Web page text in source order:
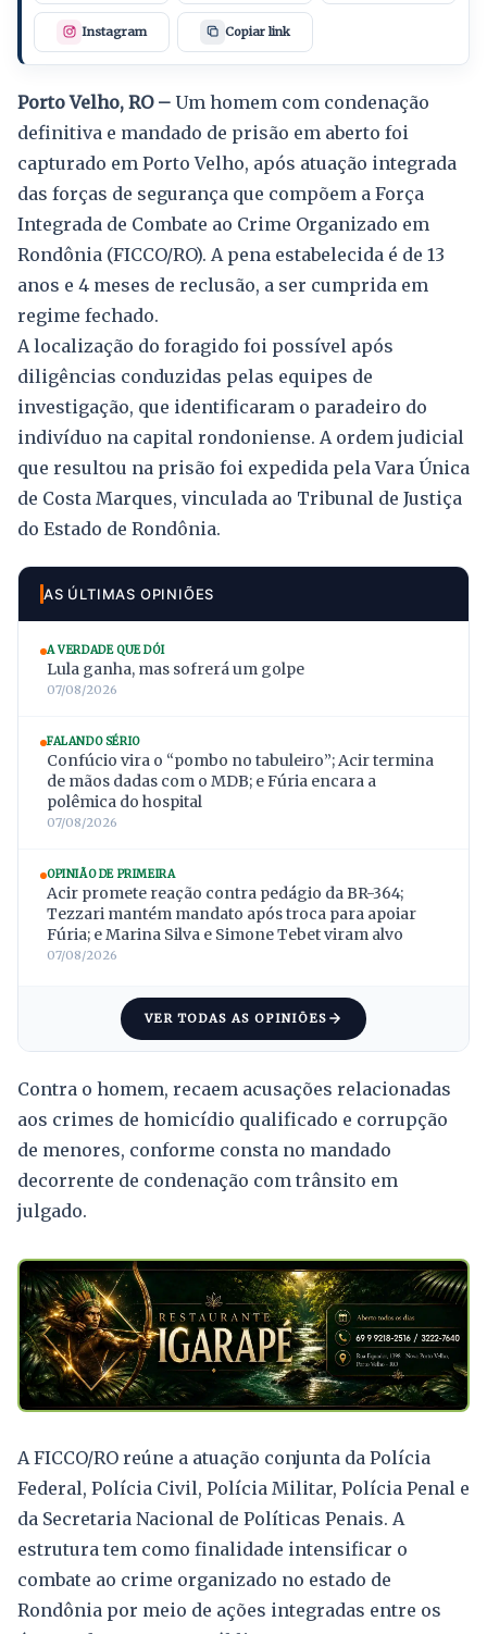
Instagram Copiar link
Porto Velho, RO – Um homem com condenação
definitiva e mandado de prisão em aberto foi
capturado em Porto Velho, após atuação integrada
das forças de segurança que compõem a Força
Integrada de Combate ao Crime Organizado em
Rondônia (FICCO/RO). A pena estabelecida é de 13
anos e 4 meses de reclusão, a ser cumprida em
regime fechado.
A localização do foragido foi possível após
diligências conduzidas pelas equipes de
investigação, que identificaram o paradeiro do
indivíduo na capital rondoniense. A ordem judicial
que resultou na prisão foi expedida pela Vara Única
de Costa Marques, vinculada ao Tribunal de Justiça
do Estado de Rondônia.
AS ÚLTIMAS OPINIÕES
A VERDADE QUE DÓI
Lula ganha, mas sofrerá um golpe
07/08/2026
FALANDO SÉRIO
Confúcio vira o “pombo no tabuleiro”; Acir termina
de mãos dadas com o MDB; e Fúria encara a
polêmica do hospital
07/08/2026
OPINIÃO DE PRIMEIRA
Acir promete reação contra pedágio da BR-364;
Tezzari mantém mandato após troca para apoiar
Fúria; e Marina Silva e Simone Tebet viram alvo
07/08/2026
VER TODAS AS OPINIÕES
Contra o homem, recaem acusações relacionadas
aos crimes de homicídio qualificado e corrupção
de menores, conforme consta no mandado
decorrente de condenação com trânsito em
julgado.
A FICCO/RO reúne a atuação conjunta da Polícia
Federal, Polícia Civil, Polícia Militar, Polícia Penal e
da Secretaria Nacional de Políticas Penais. A
estrutura tem como finalidade intensificar o
combate ao crime organizado no estado de
Rondônia por meio de ações integradas entre os